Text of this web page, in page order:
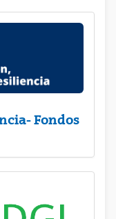
Fondos